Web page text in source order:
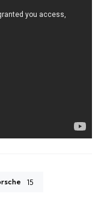
15